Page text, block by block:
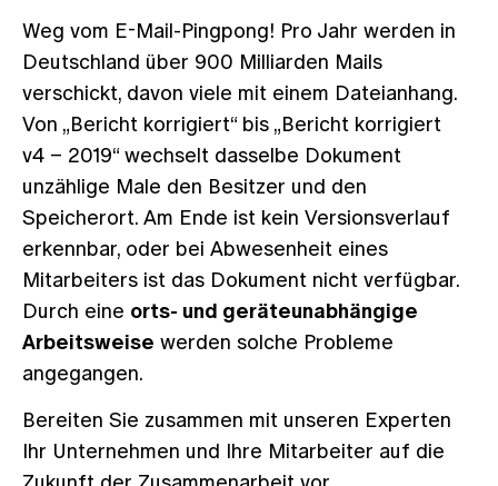
Weg vom E-Mail-Pingpong! Pro Jahr werden in
Deutschland über 900 Milliarden Mails
verschickt, davon viele mit einem Dateianhang.
Von „Bericht korrigiert“ bis „Bericht korrigiert
v4 – 2019“ wechselt dasselbe Dokument
unzählige Male den Besitzer und den
Speicherort. Am Ende ist kein Versionsverlauf
erkennbar, oder bei Abwesenheit eines
Mitarbeiters ist das Dokument nicht verfügbar.
Durch eine orts- und geräteunabhängige
Arbeitsweise werden solche Probleme
angegangen.
Bereiten Sie zusammen mit unseren Experten
Ihr Unternehmen und Ihre Mitarbeiter auf die